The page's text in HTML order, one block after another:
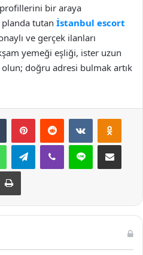
bir araya
tutan İstanbul escort
ve gerçek ilanları
yemeği eşliği, ister uzun
doğru adresi bulmak artık
Tumblr PinterestReddit VKontakte
WhatsAppTelegramViber Line E-Posta ile
Yazdır